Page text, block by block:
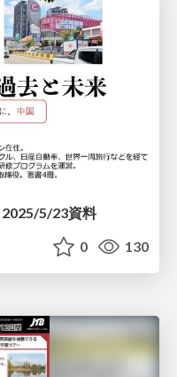
2025/5/23資料
0 130